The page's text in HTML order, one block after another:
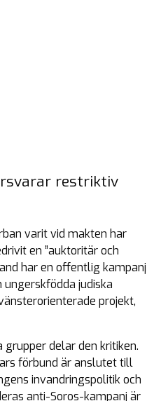
restriktiv
varit vid makten har
en ”auktoritär och
har en offentlig kampanj
ungerskfödda judiska
projekt,
grupper delar den kritiken.
förbund är anslutet till
invandringspolitik och
anti-Soros-kampanj är